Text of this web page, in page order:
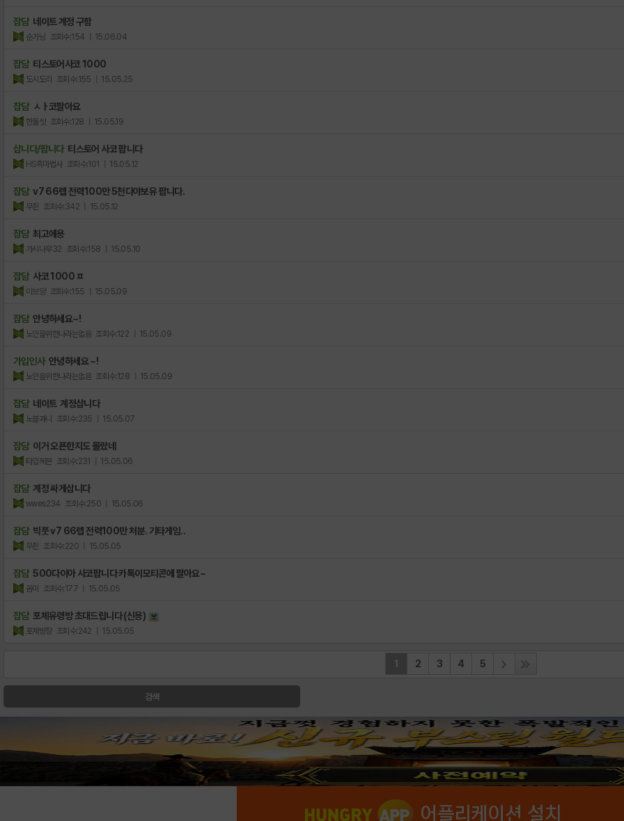
잡담 네이트 계정 구함
순가닝 조회수:154 | 15.06.04
잡담 티스토어사코 1000
도시도리 조회수:155 | 15.05.25
잡담 ㅅㅏ코팔아요
한둘셋 조회수:128 | 15.05.19
삽니다/팝니다 티스토어 사코 팝니다
HS흑마법사 조회수:101 | 15.05.12
잡담 v7 66렙 전력100만 5천다야보유 팝니다.
무쥔 조회수:342 | 15.05.12
잡담 최고에용
가시나무32 조회수:158 | 15.05.10
잡담 사코 1000 ㅍ
이브양 조회수:155 | 15.05.09
잡담 안녕하세요~!
노인을위한나라는없음 조회수:122 | 15.05.09
가입인사 안녕하세요 ~!
노인을위한나라는없음 조회수:128 | 15.05.09
잡담 네이트 계정삽니다
노블과니 조회수:235 | 15.05.07
잡담 이거 오픈한지도 몰랐네
타입헤븐 조회수:231 | 15.05.06
잡담 계정 싸게삽니다
wwes234 조회수:250 | 15.05.06
잡담 빅풋 v7 66렙 전력100만 처분. 기타게임..
무쥔 조회수:220 | 15.05.05
잡담 500다이아 사코팝니다 카톡이모티콘에 팔아요~
꼼미 조회수:177 | 15.05.05
잡담 포체유령방 초대드립니다 (신용)
포체방장 조회수:242 | 15.05.05
1 2 3 4 5
검색